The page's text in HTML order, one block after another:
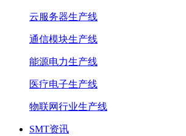
云服务器生产线
通信模块生产线
能源电力生产线
医疗电子生产线
物联网行业生产线
SMT资讯